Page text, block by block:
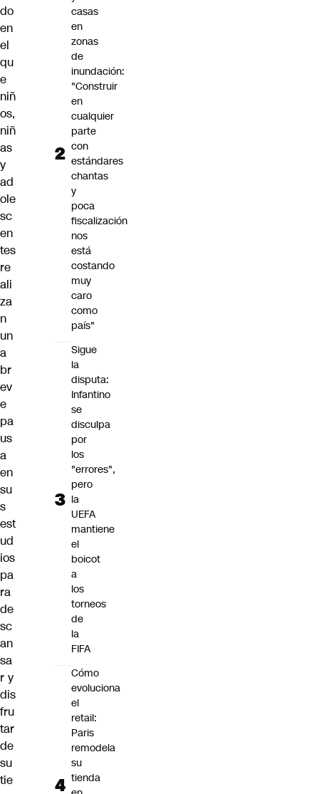
do
en
el
qu
e
niñ
os,
niñ
as
y
ad
ole
sc
en
tes
re
ali
za
n
un
a
br
ev
e
pa
us
a
en
su
s
est
ud
ios
pa
ra
de
sc
an
sa
r y
dis
fru
tar
de
su
tie
casas
en
zonas
de
inundación:
"Construir
en
cualquier
parte
con
estándares
chantas
y
poca
fiscalización
nos
está
costando
muy
caro
como
país"
Sigue
la
disputa:
Infantino
se
disculpa
por
los
"errores",
pero
la
UEFA
mantiene
el
boicot
a
los
torneos
de
la
FIFA
Cómo
evoluciona
el
retail:
Paris
remodela
su
tienda